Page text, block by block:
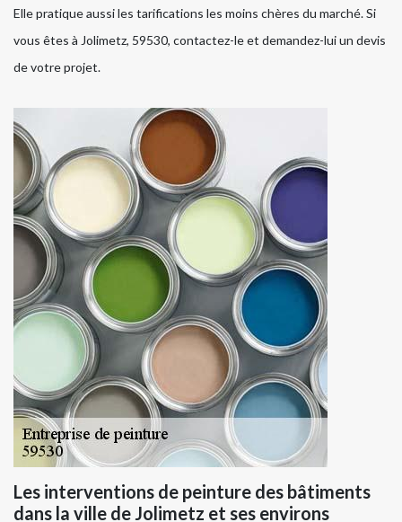
Elle pratique aussi les tarifications les moins chères du marché. Si
vous êtes à Jolimetz, 59530, contactez-le et demandez-lui un devis
de votre projet.
Les interventions de peinture des bâtiments
dans la ville de Jolimetz et ses environs